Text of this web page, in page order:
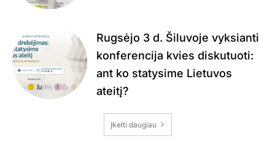
Rugsėjo 3 d. Šiluvoje vyksianti
konferencija kvies diskutuoti:
ant ko statysime Lietuvos
ateitį?
Įkelti daugiau